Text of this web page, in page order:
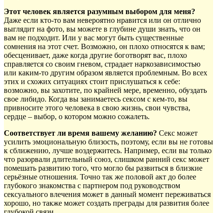
Этот человек является разумным выбором для меня?
Даже если кто-то вам невероятно нравится или он отлично
выглядит на фото, вы можете в глубине души знать, что он
вам не подходит. Или у вас могут быть существенные
сомнения на этот счет. Возможно, он плохо относятся к вам;
обесценивает, даже когда другие боготворят вас, плохо
справляется со своим гневом, страдает наркозависимостью
или каким-то другим образом является проблемным. Во всех
этих и схожих ситуациях стоит прислушаться к себе:
возможно, вы захотите, по крайней мере, временно, обуздать
свое либидо. Когда вы занимаетесь сексом с кем-то, вы
привносите этого человека в свою жизнь, свои чувства,
сердце – выбор, о котором можно сожалеть.
Соответствует ли время вашему желанию? Секс может
усилить эмоциональную близость, поэтому, если вы не готовы
к сближению, лучше воздержитесь. Например, если вы только
что разорвали длительный союз, слишком ранний секс может
помешать развитию того, что могло бы развиться в близкие
серьёзные отношения. Точно так же половой акт до более
глубокого знакомства с партнером под руководством
сексуального влечения может в данный момент переживаться
хорошо, но также может создать преграды для развития более